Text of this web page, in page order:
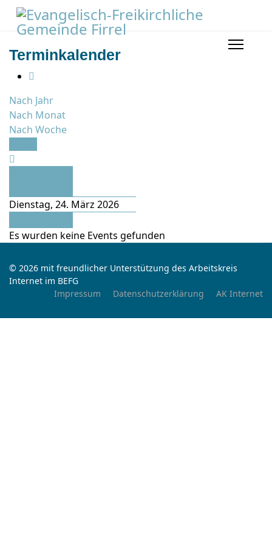
Terminkalender
Nach Jahr
Nach Monat
Nach Woche
Dienstag, 24. März 2026
Es wurden keine Events gefunden
© 2026 mit freundlicher Unterstützung des Arbeitskreis
Internet im BEFG
Impressum
Datenschutzerklärung AK Internet